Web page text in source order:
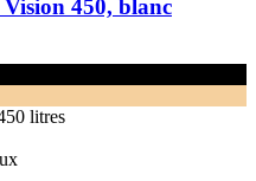
450, blanc
litres